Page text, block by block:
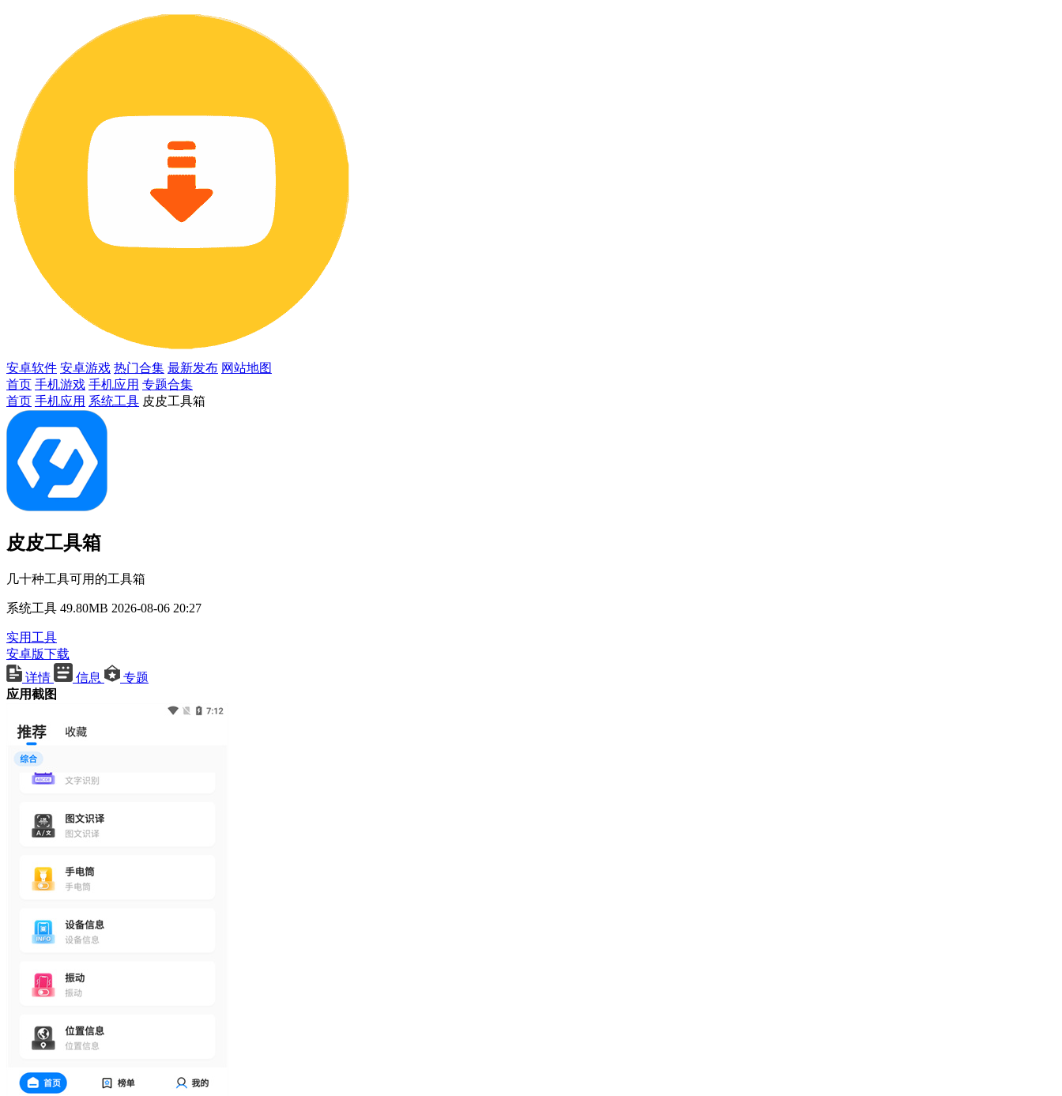
安卓软件 安卓游戏 热门合集 最新发布 网站地图
首页 手机游戏 手机应用 专题合集
首页 手机应用 系统工具 皮皮工具箱
皮皮工具箱
几十种工具可用的工具箱
系统工具 49.80MB 2026-08-06 20:27
实用工具
安卓版下载
详情
信息
专题
应用截图